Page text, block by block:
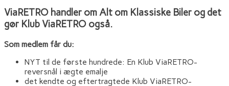
ViaRETRO handler om Alt om Klassiske Biler og det
gør Klub ViaRETRO også.
Som medlem får du:
NYT til de første hundrede: En Klub ViaRETRO-
reversnål i ægte emalje
det kendte og eftertragtede Klub ViaRETRO-